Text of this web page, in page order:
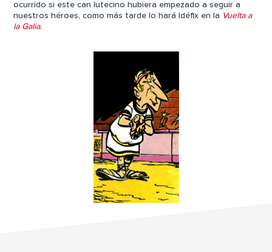
ocurrido si este can lutecino hubiera empezado a seguir a
nuestros héroes, como más tarde lo hará Idéfix en la Vuelta a
la Galia.